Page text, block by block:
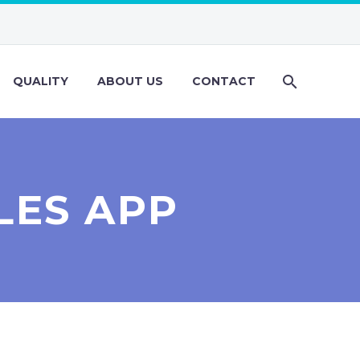
QUALITY ABOUT US CONTACT
APP